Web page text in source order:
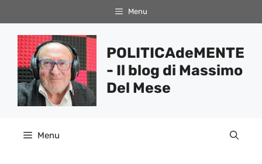
al
contenuto
Menu
POLITICAdeMENTE
- Il blog di Massimo
Del Mese
Menu